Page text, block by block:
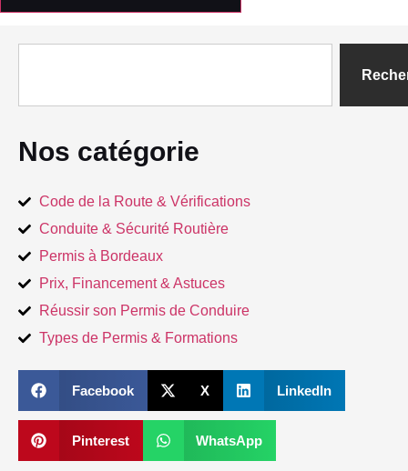
Nos catégorie
Code de la Route & Vérifications
Conduite & Sécurité Routière
Permis à Bordeaux
Prix, Financement & Astuces
Réussir son Permis de Conduire
Types de Permis & Formations
Facebook X LinkedIn
Pinterest WhatsApp